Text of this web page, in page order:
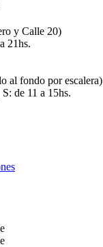
y Calle 20)
21hs.
al fondo por escalera)
de 11 a 15hs.